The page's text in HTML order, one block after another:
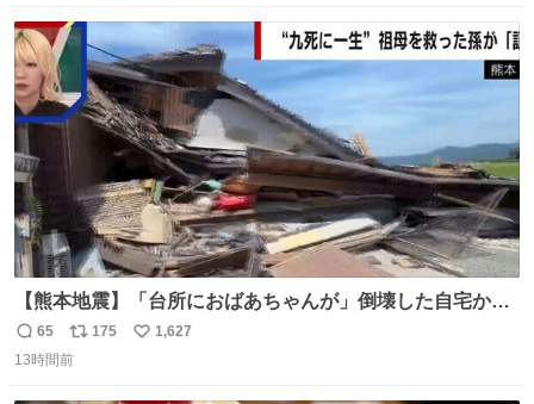
が知る香水よりも単純な組成で、その大部分は薔薇、菫、
ベルガモット、
ト
数
数
【熊本地震】「台所におばあちゃんが」倒壊した自宅から
孫が救出 地震発生時、台所で夕食の準備をしていた祖母の
「助けて」という声。祖母を背負い、助け出した孫が「命
返
信
65
リ
ポ
175
い
1,627
13時間前